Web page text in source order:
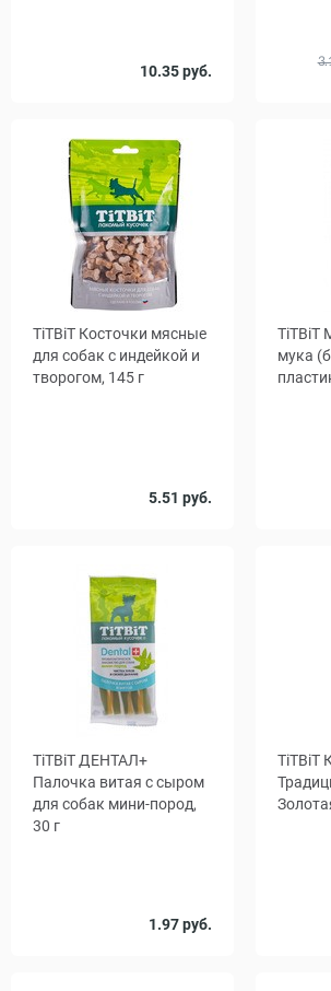
10.35 руб.
TiTBiT Косточки мясные
для собак с индейкой и
творогом, 145 г
5.51 руб.
TiTBiT
мука
TiTBiT ДЕНТАЛ+
Палочка витая с сыром
для собак мини-пород,
30 г
1.97 руб.
1 23
TiTBiТ